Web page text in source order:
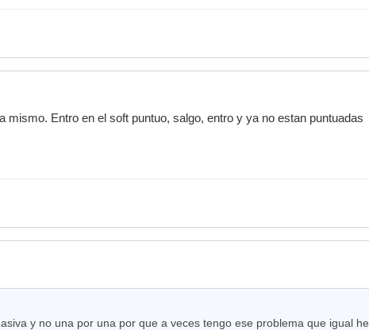
Entro en el soft puntuo, salgo, entro y ya no estan puntuadas
y no una por una por que a veces tengo ese problema que igual he